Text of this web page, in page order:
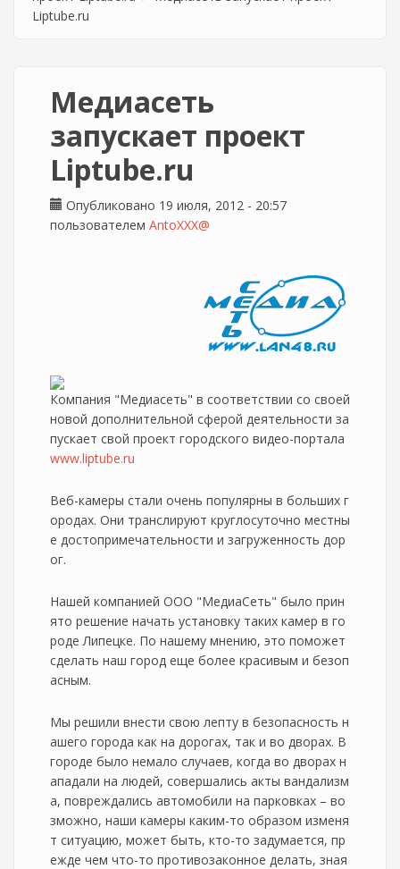
Liptube.ru
Медиасеть
запускает проект
Liptube.ru
Опубликовано 19 июля, 2012 - 20:57
пользователем AntoXXX@
Компания "Медиасеть" в соответствии со своей
новой дополнительной сферой деятельности за
пускает свой проект городского видео-портала
www.liptube.ru
Веб-камеры стали очень популярны в больших г
ородах. Они транслируют круглосуточно местны
е достопримечательности и загруженность дор
ог.
Нашей компанией ООО "МедиаСеть" было прин
ято решение начать установку таких камер в го
роде Липецке. По нашему мнению, это поможет
сделать наш город еще более красивым и безоп
асным.
Мы решили внести свою лепту в безопасность н
ашего города как на дорогах, так и во дворах. В
городе было немало случаев, когда во дворах н
ападали на людей, совершались акты вандализм
а, повреждались автомобили на парковках – во
зможно, наши камеры каким-то образом изменя
т ситуацию, может быть, кто-то задумается, пр
ежде чем что-то противозаконное делать, зная